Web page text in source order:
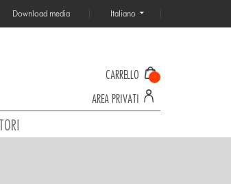
Download media Italiano
CARRELLO
AREA PRIVATI